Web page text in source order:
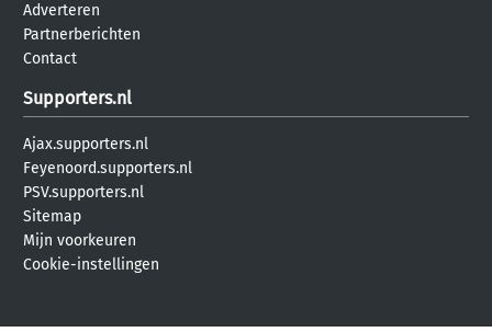
Adverteren
Partnerberichten
Contact
Supporters.nl
Ajax.supporters.nl
Feyenoord.supporters.nl
PSV.supporters.nl
Sitemap
Mijn voorkeuren
Cookie-instellingen